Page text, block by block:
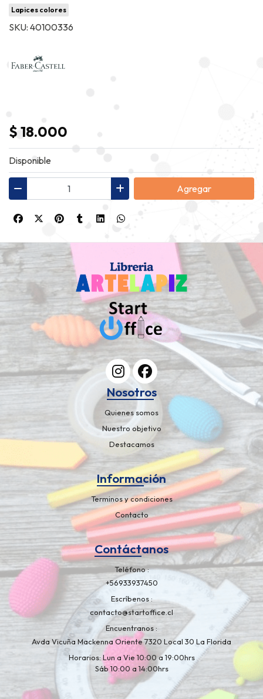
Lapices colores
SKU: 40100336
$ 18.000
Disponible
Agregar
Nosotros
Quienes somos
Nuestro objetivo
Destacamos
Información
Terminos y condiciones
Contacto
Contáctanos
Teléfono
+56933937450
Escríbenos
contacto@startoffice.cl
Encuentranos
Avda Vicuña Mackenna Oriente 7320 Local 30 La Florida
Horarios: Lun a Vie 10:00 a 19:00hrs
Sáb 10:00 a 14:00hrs